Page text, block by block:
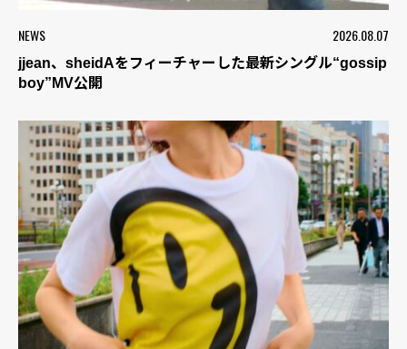
NEWS 2026.08.07
jjean、sheidAをフィーチャーした最新シングル“gossip
boy”MV公開